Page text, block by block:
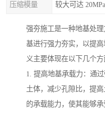
压缩模量 较大可达 20MPa
强夯施工是一种地基处
基进行强力夯实，以提
义主要体现在以下几个方
1. 提高地基承载力：通
土体，减少孔隙比，提
的承载能力，使其能够承